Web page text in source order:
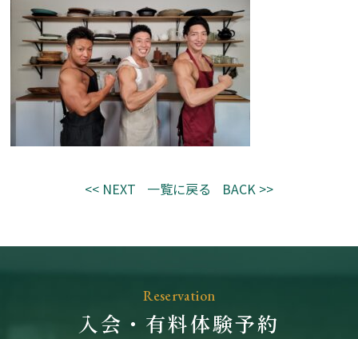
<< NEXT 一覧に戻る BACK >>
Reservation
入会・有料体験予約